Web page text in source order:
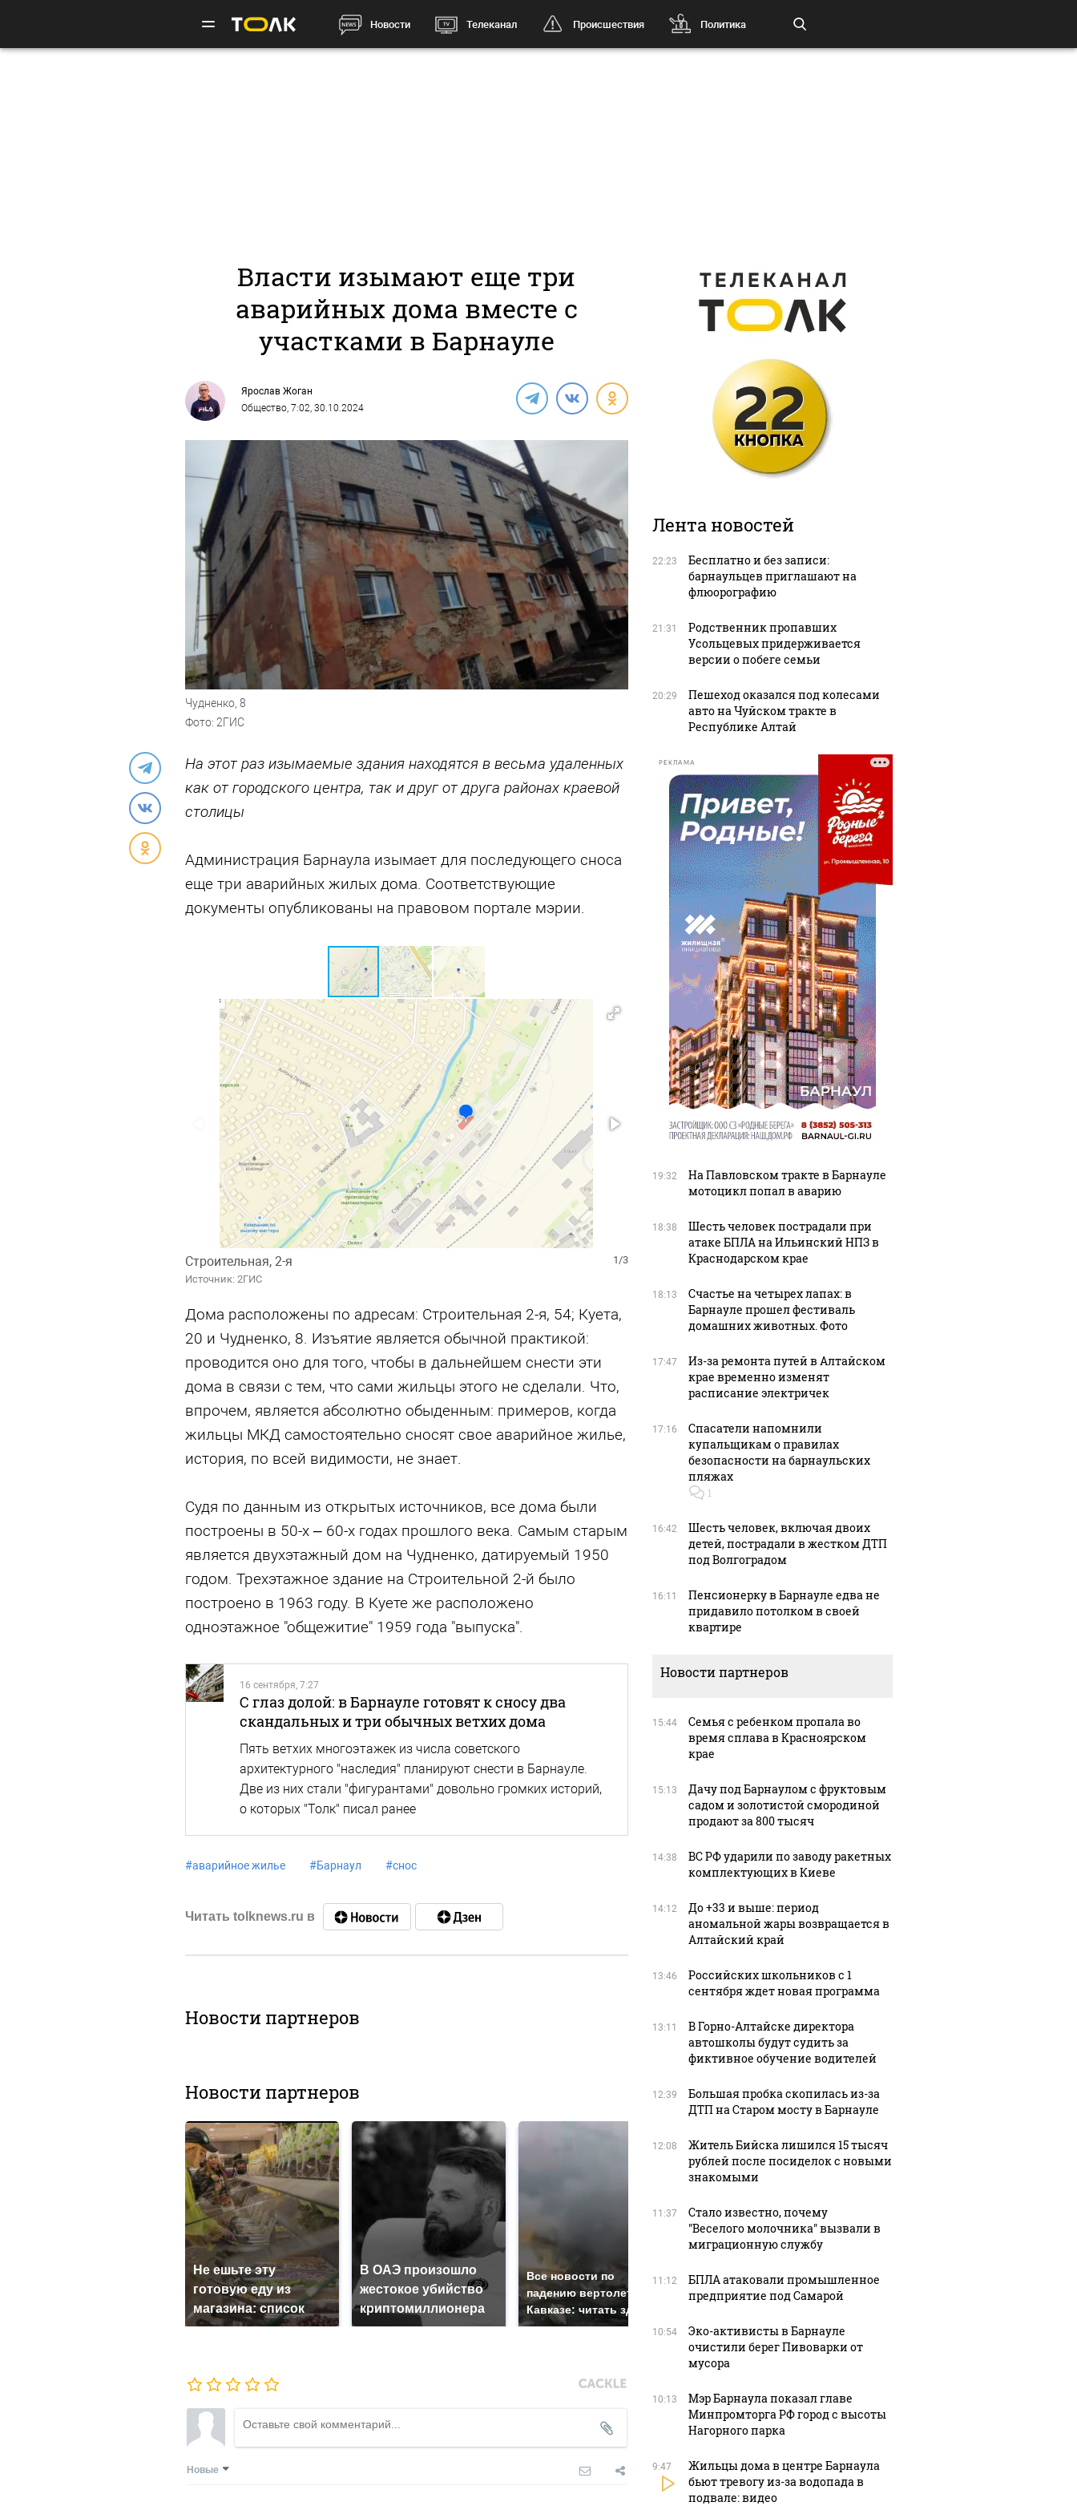
Новости Телеканал Происшествия Политика
Власти изымают еще три
аварийных дома вместе с
участками в Барнауле
Ярослав Жоган
Общество, 7:02, 30.10.2024
Чудненко, 8
Фото: 2ГИС
На этот раз изымаемые здания находятся в весьма удаленных
как от городского центра, так и друг от друга районах краевой
столицы
Администрация Барнаула изымает для последующего сноса
еще три аварийных жилых дома. Соответствующие
документы опубликованы на правовом портале мэрии.
1/3
Строительная, 2-я
Источник: 2ГИС
Дома расположены по адресам: Строительная 2-я, 54; Куета,
20 и Чудненко, 8. Изъятие является обычной практикой:
проводится оно для того, чтобы в дальнейшем снести эти
дома в связи с тем, что сами жильцы этого не сделали. Что,
впрочем, является абсолютно обыденным: примеров, когда
жильцы МКД самостоятельно сносят свое аварийное жилье,
история, по всей видимости, не знает.
Судя по данным из открытых источников, все дома были
построены в 50-х – 60-х годах прошлого века. Самым старым
является двухэтажный дом на Чудненко, датируемый 1950
годом. Трехэтажное здание на Строительной 2-й было
построено в 1963 году. В Куете же расположено
одноэтажное "общежитие" 1959 года "выпуска".
16 сентября, 7:27
С глаз долой: в Барнауле готовят к сносу два
скандальных и три обычных ветхих дома
Пять ветхих многоэтажек из числа советского
архитектурного "наследия" планируют снести в Барнауле.
Две из них стали "фигурантами" довольно громких историй,
о которых "Толк" писал ранее
#аварийное жилье #Барнаул #снос
Читать tolknews.ru в
Новости партнеров
Новости партнеров
Не ешьте эту
готовую еду из
магазина: список
В ОАЭ произошло
жестокое убийство
криптомиллионера
Все новости по
падению вертолета на
Кавказе: читать здесь
было с 1945: чего
В магазинах России
Новые
Лента новостей
22:23
Бесплатно и без записи:
барнаульцев приглашают на
флюорографию
21:31
Родственник пропавших
Усольцевых придерживается
версии о побеге семьи
20:29
Пешеход оказался под колесами
авто на Чуйском тракте в
Республике Алтай
РЕКЛАМА
19:32
На Павловском тракте в Барнауле
мотоцикл попал в аварию
18:38
Шесть человек пострадали при
атаке БПЛА на Ильинский НПЗ в
Краснодарском крае
18:13
Счастье на четырех лапах: в
Барнауле прошел фестиваль
домашних животных. Фото
17:47
Из-за ремонта путей в Алтайском
крае временно изменят
расписание электричек
17:16
Спасатели напомнили
купальщикам о правилах
безопасности на барнаульских
пляжах
1
16:42
Шесть человек, включая двоих
детей, пострадали в жестком ДТП
под Волгоградом
16:11
Пенсионерку в Барнауле едва не
придавило потолком в своей
квартире
Новости партнеров
15:44
Семья с ребенком пропала во
время сплава в Красноярском
крае
15:13
Дачу под Барнаулом с фруктовым
садом и золотистой смородиной
продают за 800 тысяч
14:38
ВС РФ ударили по заводу ракетных
комплектующих в Киеве
14:12
До +33 и выше: период
аномальной жары возвращается в
Алтайский край
13:46
Российских школьников с 1
сентября ждет новая программа
13:11
В Горно-Алтайске директора
автошколы будут судить за
фиктивное обучение водителей
12:39
Большая пробка скопилась из-за
ДТП на Старом мосту в Барнауле
12:08
Житель Бийска лишился 15 тысяч
рублей после посиделок с новыми
знакомыми
11:37
Стало известно, почему
"Веселого молочника" вызвали в
миграционную службу
11:12
БПЛА атаковали промышленное
предприятие под Самарой
10:54
Эко-активисты в Барнауле
очистили берег Пивоварки от
мусора
10:13
Мэр Барнаула показал главе
Минпромторга РФ город с высоты
Нагорного парка
9:47
Жильцы дома в центре Барнаула
бьют тревогу из-за водопада в
подвале: видео